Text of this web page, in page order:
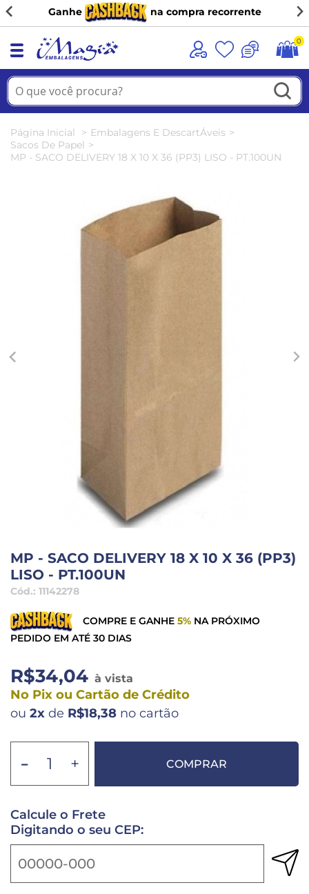
Ganhe na compra recorrente
0
Página Inicial
Embalagens E DescartÁveis
Sacos De Papel
MP - SACO DELIVERY 18 X 10 X 36 (PP3) LISO - PT.100UN
MP - SACO DELIVERY 18 X 10 X 36 (PP3)
LISO - PT.100UN
Cód.: 11142278
COMPRE E GANHE 5% NA PRÓXIMO
PEDIDO EM ATÉ 30 DIAS
R$34,04 à vista
No Pix ou Cartão de Crédito
ou 2x de R$18,38 no cartão
- + COMPRAR
Calcule o Frete
Digitando o seu CEP: